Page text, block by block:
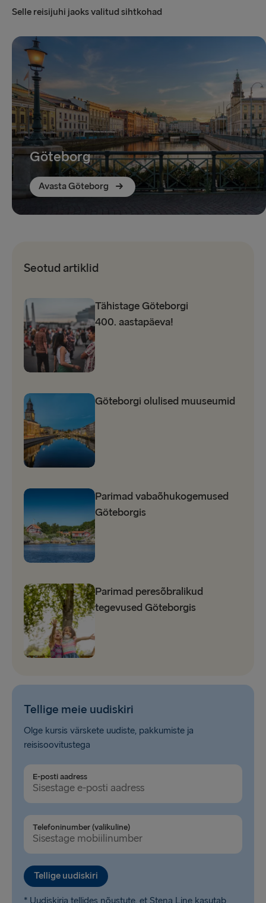
Selle reisijuhi jaoks valitud sihtkohad
Göteborg
Avasta Göteborg
Seotud artiklid
Tähistage Göteborgi
400. aastapäeva!
Göteborgi olulised muuseumid
Parimad vabaõhukogemused
Göteborgis
Parimad peresõbralikud
tegevused Göteborgis
Tellige meie uudiskiri
Olge kursis värskete uudiste, pakkumiste ja
reisisoovitustega
E-posti aadress
Telefoninumber (valikuline)
Tellige uudiskiri